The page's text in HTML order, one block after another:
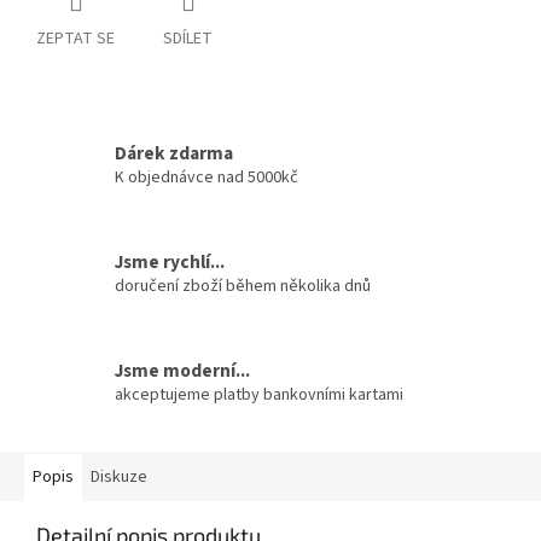
ZEPTAT SE SDÍLET
Dárek zdarma
K objednávce nad 5000kč
Jsme rychlí...
doručení zboží během několika dnů
Jsme moderní...
akceptujeme platby bankovními kartami
Popis Diskuze
Detailní popis produktu